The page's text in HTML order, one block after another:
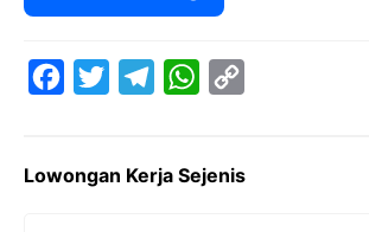
e
t
e
W
t
y
Lowongan Kerja Sejenis